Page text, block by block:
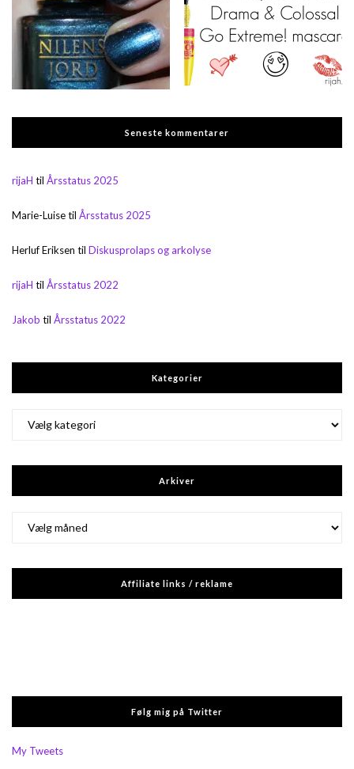
Seneste kommentarer
rijaH til Årsstatus 2025
Marie-Luisetil Årsstatus 2025
Herluf Eriksen til Diskusprolaps og arkolyse
rijaH til Årsstatus 2022
Jakob til Årsstatus 2022
Kategorier
Arkiver
Affiliate links / reklame
Følg mig på Twitter
My Tweets